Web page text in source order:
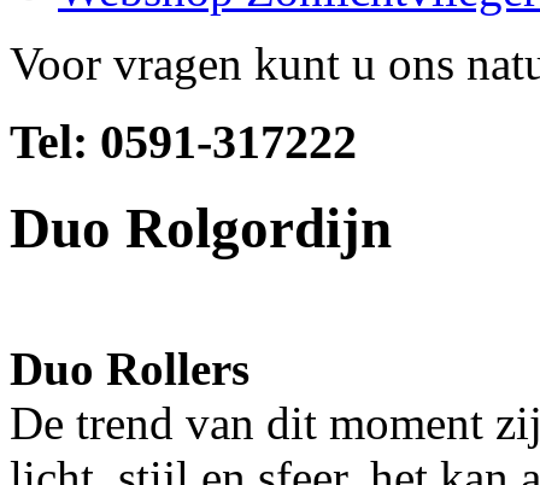
Voor vragen kunt u ons
Tel: 0591-317222
Duo Rolgordijn
Duo Rollers
De trend van dit moment